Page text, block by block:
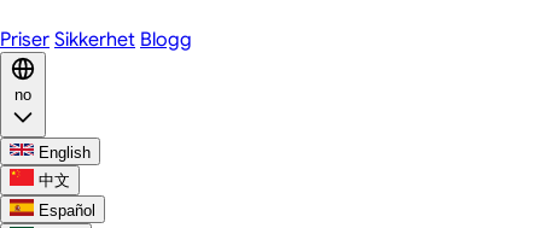
Priser Sikkerhet Blogg
no
English
中文
Español